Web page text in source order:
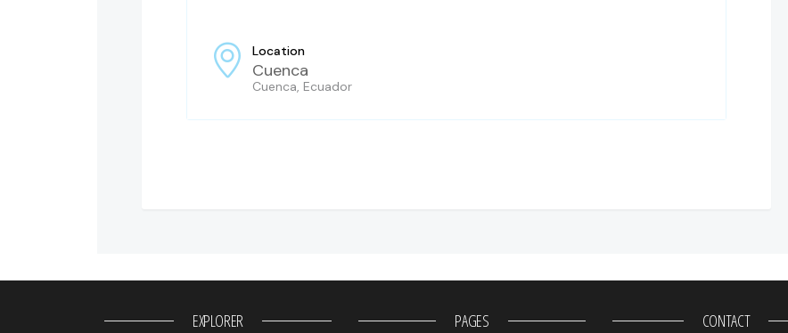
Location
Cuenca
Cuenca, Ecuador
EXPLORER
PAGES
CONTACT